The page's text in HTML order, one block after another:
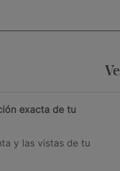
Términos
para confirmar tu
exacta de tu
y las vistas de tu